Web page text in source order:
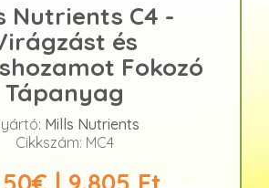
Nutrients C4 -
és
Fokozó
Tápanyag
Mills Nutrients
Cikkszám: MC4